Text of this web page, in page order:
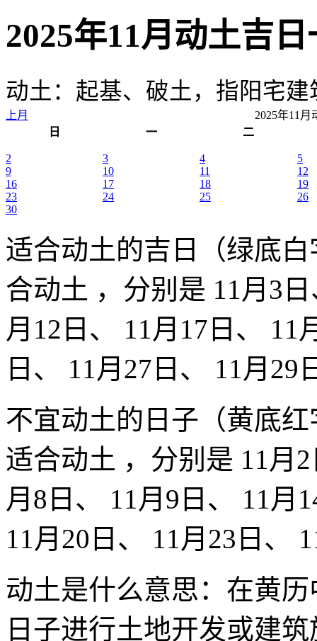
2025年11月动土吉
动土：起基、破土，指阳宅建
上月
2025年11
日
一 二
2 3 4
5
9
10 11
12
16
17 18
19
23
24 25
26
30
适合动土的吉日（绿底白
合动土 ，分别是 11月3
月12日、 11月17日、 11
日、 11月27日、 11月29
不宜动土的日子（黄底红
适合动土 ，分别是 11月
月8日、 11月9日、 11月
11月20日、 11月23日、
动土是什么意思：在黄
日子进行土地开发或建